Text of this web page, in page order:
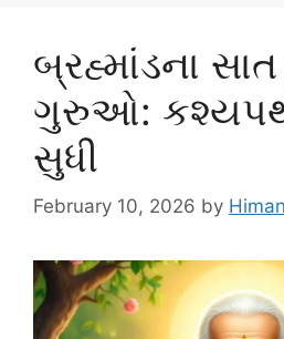
બ્રહ્માંડના સાત
ગુરુઓ:
સુધી
February 10, 2026 by